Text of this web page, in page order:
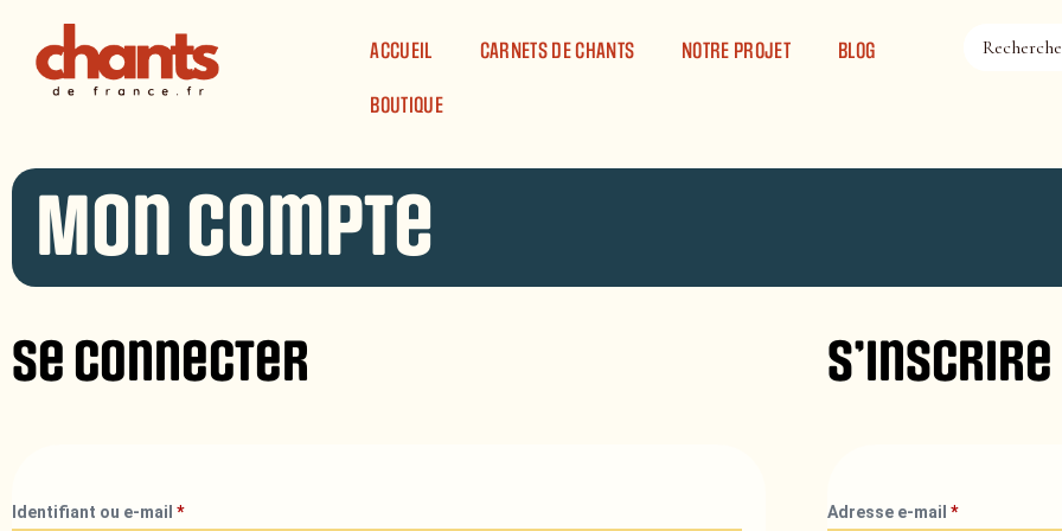
ACCUEIL
CARNETS DE CHANTS NOTRE PROJET BLOG
BOUTIQUE
Mon compte
Se connecter
Identifiant ou e-mail *
S’inscrire
Adresse e-mail*